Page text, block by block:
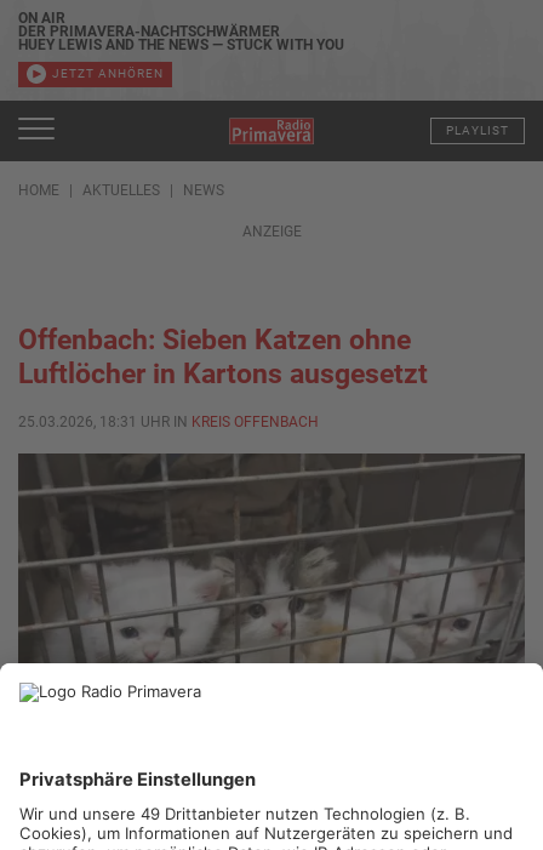
ON AIR
DER PRIMAVERA-NACHTSCHWÄRMER
HUEY LEWIS AND THE NEWS — STUCK WITH YOU
JETZT ANHÖREN
PLAYLIST
HOME AKTUELLES NEWS
ANZEIGE
Offenbach: Sieben Katzen ohne
Luftlöcher in Kartons ausgesetzt
25.03.2026, 18:31 UHR IN KREIS OFFENBACH